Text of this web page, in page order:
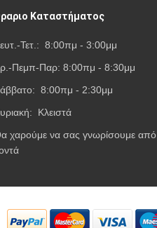
Καταστήματος
Τετ.: 8:00πμ - 3:00μμ
Πεμπ-Παρ: 8:00πμ - 8:30μμ
8:00πμ - 2:30μμ
Κλειστά
χαρούμε να σας γνωρίσουμε από